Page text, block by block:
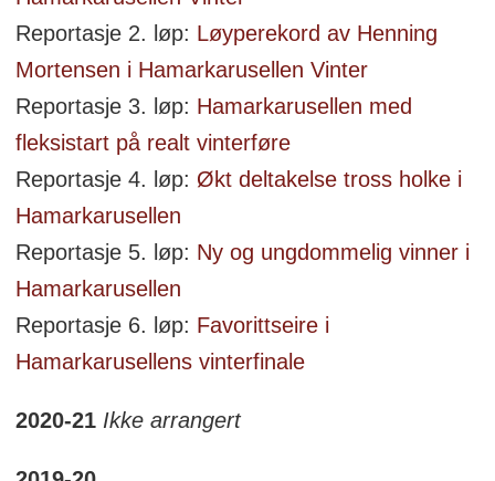
Reportasje 2. løp: Løyperekord av Henning
Mortensen i Hamarkarusellen Vinter
Reportasje 3. løp: Hamarkarusellen med
fleksistart på realt vinterføre
Reportasje 4. løp: Økt deltakelse tross holke i
Hamarkarusellen
Reportasje 5. løp: Ny og ungdommelig vinner i
Hamarkarusellen
Reportasje 6. løp: Favorittseire i
Hamarkarusellens vinterfinale
2020-21 Ikke arrangert